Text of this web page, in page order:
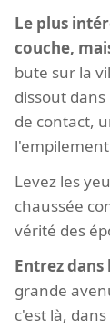
Le plus
couche,
bute sur la
dissout
de contact,
Levez les
chaussée
vérité des
Entrez dans
grande
c'est là,